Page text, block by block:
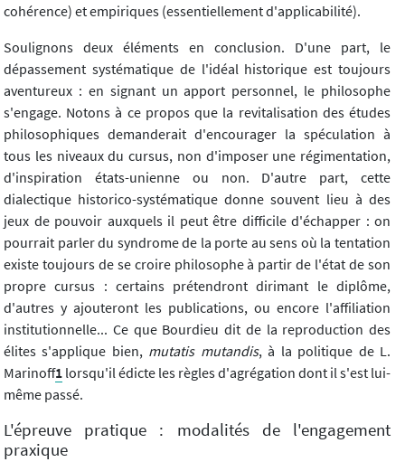
cohérence) et empiriques (essentiellement d'applicabilité).
Soulignons deux éléments en conclusion. D'une part, le
dépassement systématique de l'idéal historique est toujours
aventureux : en signant un apport personnel, le philosophe
s'engage. Notons à ce propos que la revitalisation des études
philosophiques demanderait d'encourager la spéculation à
tous les niveaux du cursus, non d'imposer une régimentation,
d'inspiration états-unienne ou non. D'autre part, cette
dialectique historico-systématique donne souvent lieu à des
jeux de pouvoir auxquels il peut être difficile d'échapper : on
pourrait parler du syndrome de la porte au sens où la tentation
existe toujours de se croire philosophe à partir de l'état de son
propre cursus : certains prétendront dirimant le diplôme,
d'autres y ajouteront les publications, ou encore l'affiliation
institutionnelle... Ce que Bourdieu dit de la reproduction des
élites s'applique bien, mutatis mutandis, à la politique de L.
Marinoff1 lorsqu'il édicte les règles d'agrégation dont il s'est lui-
même passé.
L'épreuve pratique : modalités de l'engagement
praxique